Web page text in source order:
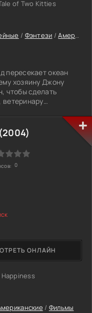
of Two Kitties
/ Фэнтези /Американские
пересекает океан
хозяину Джону
чтобы сделать
- котом Принцем,
/ Фильмы
ОНЛАЙН
0